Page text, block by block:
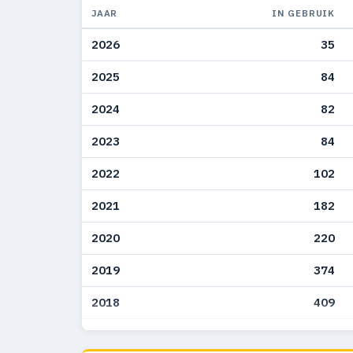
JAAR IN GEBRUIK
2026 35
2025 84
2024 82
2023 84
2022 102
2021 182
2020 220
2019 374
2018 409
2017 559